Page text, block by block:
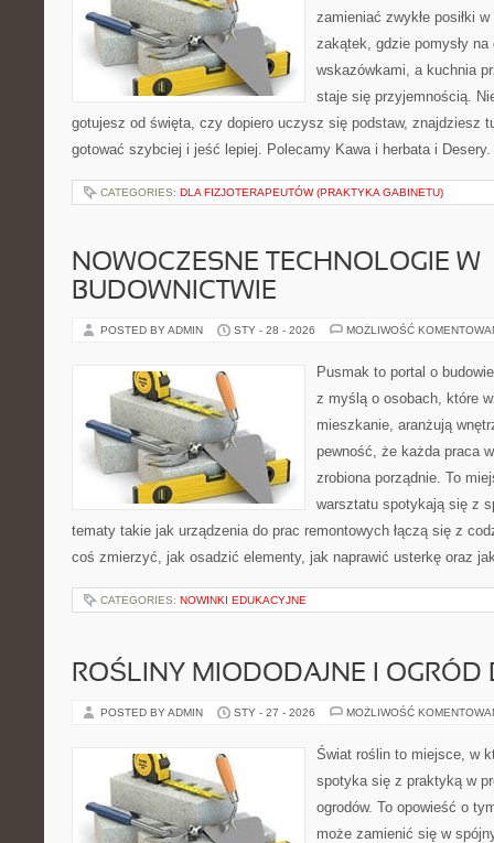
zamieniać zwykłe posiłki
zakątek, gdzie pomysły
wskazówkami, a kuchnia
staje się przyjemnością.
gotujesz od święta, czy dopiero uczysz się podstaw, znajdziesz
gotować szybciej i jeść lepiej. Polecamy Kawa i herbata i
CATEGORIES: DLA FIZJOTERAPEUTÓW (PRAKTYKA GABINETU)
NOWOCZESNE TECHNOLOGIE W
BUDOWNICTWIE
POSTED BY ADMIN STY - 28 - 2026 MOŻLIWOŚĆ
Pusmak to portal o
z myślą o osobach, które
mieszkanie, aranżują
pewność, że każda praca
zrobiona porządnie. To
warsztatu spotykają się z
tematy takie jak urządzenia do prac remontowych łączą się z
coś zmierzyć, jak osadzić elementy, jak naprawić usterkę oraz
CATEGORIES: NOWINKI EDUKACYJNE
ROŚLINY MIODODAJNE I
POSTED BY ADMIN STY - 27 - 2026 MOŻLIWOŚĆ
Świat roślin to miejsce, w
spotyka się z praktyką w
ogrodów. To opowieść o
może zamienić się w